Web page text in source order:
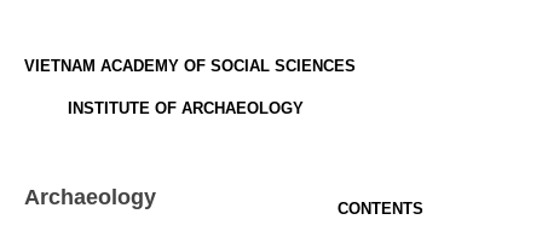
VIETNAM ACADEMY OF SOCIAL SCIENCES
INSTITUTE OF ARCHAEOLOGY
Archaeology CONTENTS